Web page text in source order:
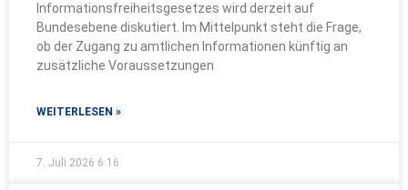
Informationsfreiheitsgesetzes wird derzeit auf
Bundesebene diskutiert. Im Mittelpunkt steht die Frage,
ob der Zugang zu amtlichen Informationen künftig an
zusätzliche Voraussetzungen
WEITERLESEN »
7. Juli 2026 6:16